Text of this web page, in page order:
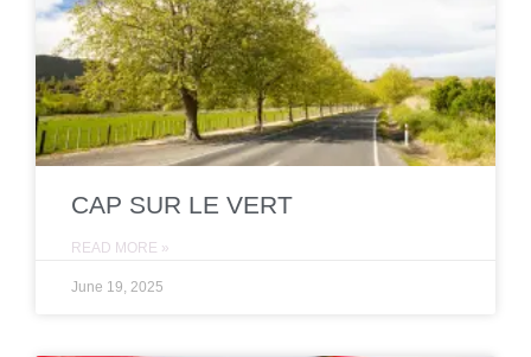
CAP SUR LE VERT
READ MORE »
June 19, 2025